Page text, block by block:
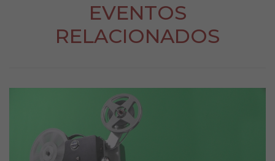
EVENTOS
RELACIONADOS